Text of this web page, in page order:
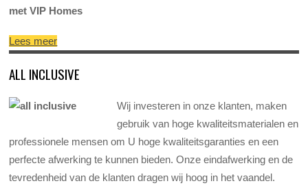
met VIP Homes
Lees meer
ALL INCLUSIVE
Wij investeren in onze klanten, maken
gebruik van hoge kwaliteitsmaterialen en
professionele mensen om U hoge kwaliteitsgaranties en een
perfecte afwerking te kunnen bieden. Onze eindafwerking en de
tevredenheid van de klanten dragen wij hoog in het vaandel.